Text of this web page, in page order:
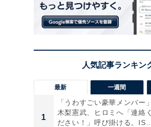
最新 一週間
1
「うわすごい豪華メンバー」
木梨憲武、ヒロミへ「連絡く
ださい！」呼び掛ける。IS